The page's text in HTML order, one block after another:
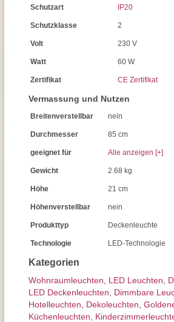
Kategorien
Wohnraum­leuchten LED Leuchten
LED Deckenleuchten
Dimmbare
Hotelleuchten
Dekoleuchten
Küchenleuchten
Schutzart IP20
Schutzklasse 2
Volt 230 V
Watt 60 W
Zertifikat CE Zertifikat
Vermassung und Nutzen
Breitenverstellbar nein
Durchmesser 85 cm
geeignet für Alle anzeigen [+]
Gewicht 2.68 kg
Höhe 21 cm
Höhenverstellbar nein
Produkttyp Deckenleuchte
Technologie LED-Technologie